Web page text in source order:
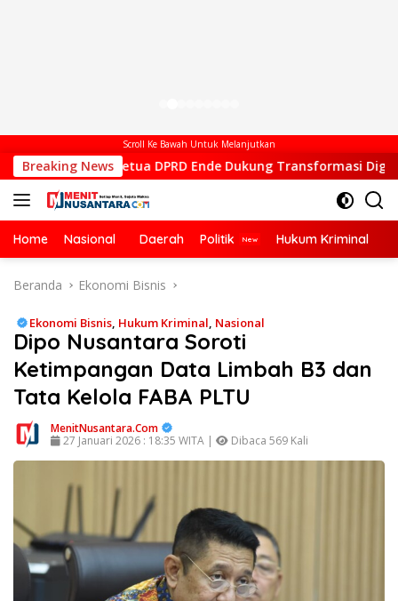
Scroll Ke Bawah Untuk Melanjutkan
Breaking News
Wakil Ketua DPRD Ende Dukung Transformasi Digital, Hadiri
Home Nasional Daerah Politik Hukum Kriminal
Beranda Ekonomi Bisnis
Ekonomi Bisnis, Hukum Kriminal, Nasional
Dipo Nusantara Soroti
Ketimpangan Data Limbah B3 dan
Tata Kelola FABA PLTU
MenitNusantara.Com
27 Januari 2026 : 18:35 WITA |
Dibaca 569 Kali